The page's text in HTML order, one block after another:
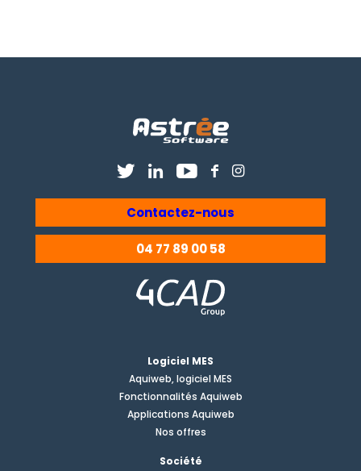
Contactez-nous
04 77 89 00 58
Logiciel MES
Aquiweb, logiciel MES
Fonctionnalités Aquiweb
Applications Aquiweb
Nos offres
Société